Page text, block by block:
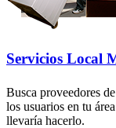
Servicios Local
Busca proveedores
los usuarios en tu
llevaría hacerlo.